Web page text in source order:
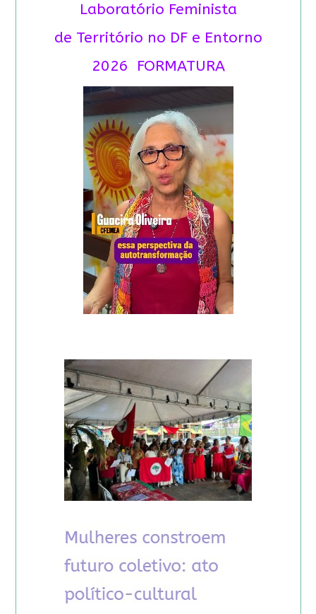
Laboratório Feminista
de Território no DF e Entorno
2026 FORMATURA